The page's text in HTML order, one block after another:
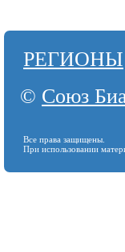
РЕГИОНЫ
© Союз
Все права защищены.
При использовании